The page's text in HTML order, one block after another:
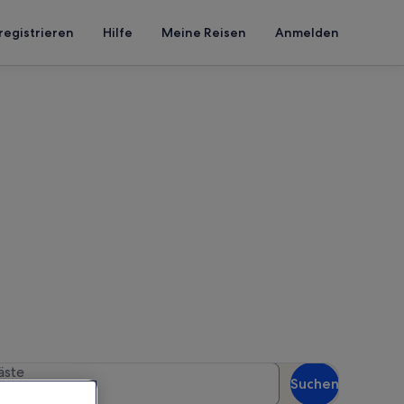
Hilfe Meine Reisen Anmelden
Suchen